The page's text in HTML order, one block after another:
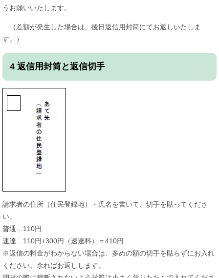
うお願いいたします。
（差額が発生した場合は、後日返信用封筒にてお返しいたしま
す。）
4 返信用封筒と返信切手
請求者の住所（住民登録地）・氏名を書いて、切手を貼ってくださ
い。
普通…110円
速達…110円+300円（速達料）＝410円
※返信の料金がわからない場合は、多めの額の切手を貼らずにお入れ
ください。余ればお返しします。